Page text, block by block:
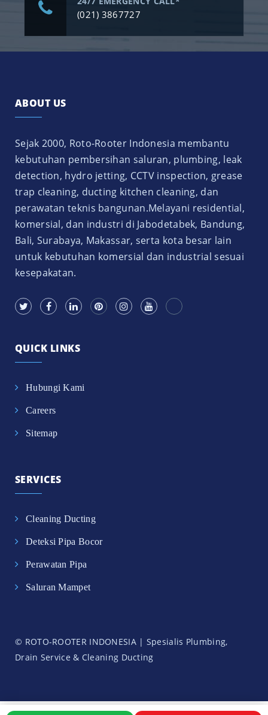
(021) 3867727
ABOUT US
Sejak 2000, Roto-Rooter Indonesia membantu
kebutuhan pembersihan saluran, plumbing, leak
detection, hydro jetting, CCTV inspection, grease
trap cleaning, ducting kitchen cleaning, dan
perawatan teknis bangunan.Melayani residential,
komersial, dan industri di Jabodetabek, Bandung,
Bali, Surabaya, Makassar, serta kota besar lain
untuk kebutuhan komersial dan industrial sesuai
kesepakatan.
QUICK LINKS
Hubungi Kami
Careers
Sitemap
SERVICES
Cleaning Ducting
Deteksi Pipa Bocor
Perawatan Pipa
Saluran Mampet
© ROTO-ROOTER INDONESIA | Spesialis Plumbing,
Drain Service & Cleaning Ducting